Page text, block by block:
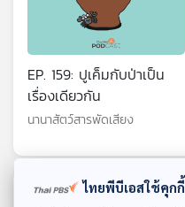
EP. 159: ปูเค็มกับป่าเป็น
เรื่องเดียวกัน
นานาสัตว์สารพัดเสียง
ตอนที่เกี่ยวข้องไทยพีบีเอสใช้คุกกี้